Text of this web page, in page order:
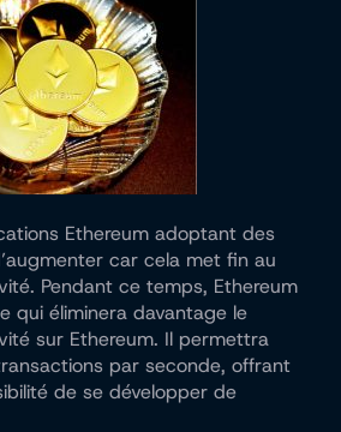
Ethereum adoptant des
car cela met fin au
Pendant ce temps, Ethereum
qui éliminera davantage le
sur Ethereum. Il permettra
par seconde, offrant
de se développer de